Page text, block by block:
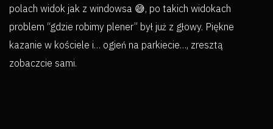
polach widok jak z windowsa 😅, po takich widokach
problem “gdzie robimy plener” był już z głowy. Piękne
kazanie w kościele i… ogień na parkiecie…, zresztą
zobaczcie sami.